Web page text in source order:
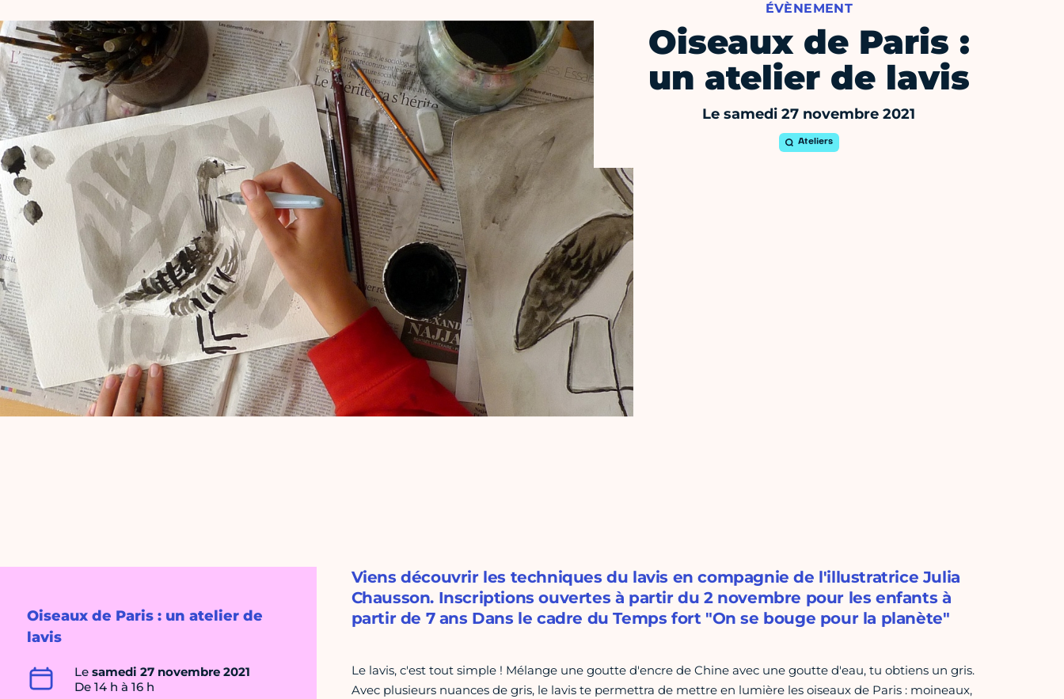
ÉVÈNEMENT
Oiseaux de Paris :
un atelier de lavis
Le samedi 27 novembre 2021
Ateliers
Oiseaux de Paris : un atelier de
lavis
Le samedi 27 novembre 2021
De 14 h à 16 h
Viens découvrir les techniques du lavis en compagnie de l'illustratrice Julia
Chausson. Inscriptions ouvertes à partir du 2 novembre pour les enfants à
partir de 7 ans Dans le cadre du Temps fort "On se bouge pour la planète"
Le lavis, c'est tout simple ! Mélange une goutte d'encre de Chine avec une goutte d'eau, tu obtiens un gris.
Avec plusieurs nuances de gris, le lavis te permettra de mettre en lumière les oiseaux de Paris : moineaux,